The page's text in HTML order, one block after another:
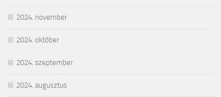
2024. november
2024. október
2024. szeptember
2024. augusztus